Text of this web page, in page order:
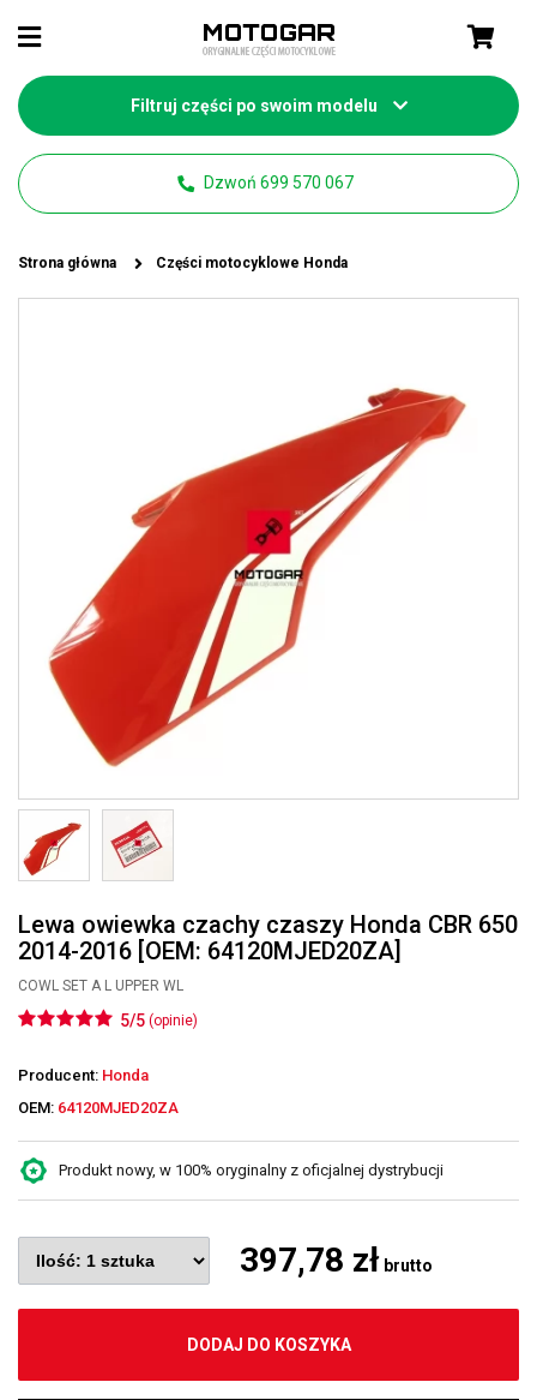
Filtruj części po swoim modelu
Dzwoń 699 570 067
Strona główna Części motocyklowe Honda
Lewa owiewka czachy czaszy Honda CBR 650
2014-2016 [OEM: 64120MJED20ZA]
COWL SET A L UPPER WL
5/5 (opinie)
Producent: Honda
OEM: 64120MJED20ZA
Produkt nowy, w 100% oryginalny z oficjalnej dystrybucji
397,78 zł brutto
DODAJ DO KOSZYKA